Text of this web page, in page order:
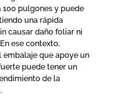
pulgones y puede
una rápida
causar daño foliar ni
ese contexto,
que apoye un
puede tener un
de la